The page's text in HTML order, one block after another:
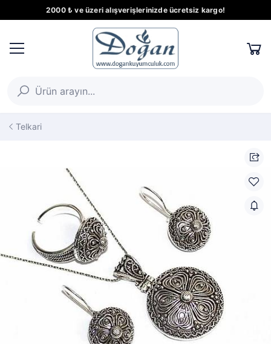
2000 ₺ ve üzeri alışverişlerinizde ücretsiz kargo!
Telkari